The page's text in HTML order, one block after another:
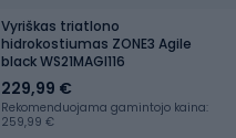
Vyriškas triatlono
hidrokostiumas ZONE3 Agile
black WS21MAGI116
229,99 €
Rekomenduojama gamintojo kaina:
259,99 €